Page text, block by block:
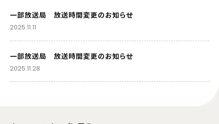
一部放送局 放送時間変更のお知らせ
2025.11.11
一部放送局 放送時間変更のお知らせ
2025.11.28